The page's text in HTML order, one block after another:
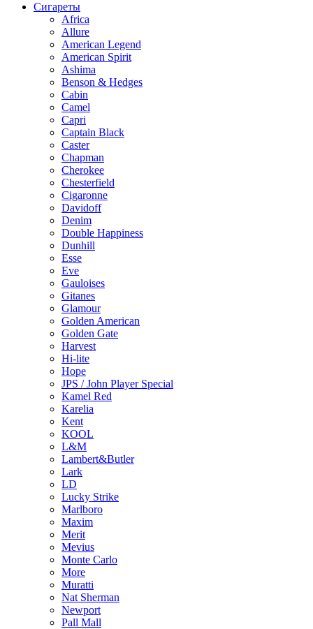
Сигареты
Africa
Allure
American Legend
American Spirit
Ashima
Benson & Hedges
Cabin
Camel
Capri
Captain Black
Caster
Chapman
Cherokee
Chesterfield
Cigaronne
Davidoff
Denim
Double Happiness
Dunhill
Esse
Eve
Gauloises
Gitanes
Glamour
Golden American
Golden Gate
Harvest
Hi-lite
Hope
JPS / John Player Special
Kamel Red
Karelia
Kent
KOOL
L&M
Lambert&Butler
Lark
LD
Lucky Strike
Marlboro
Maxim
Merit
Mevius
Monte Carlo
More
Muratti
Nat Sherman
Newport
Pall Mall